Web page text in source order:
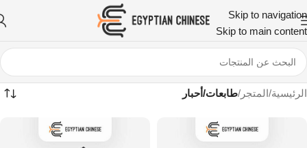
Skip to navigation
Skip to main content
الرئيسية/المتجر /طابعات/أحبار